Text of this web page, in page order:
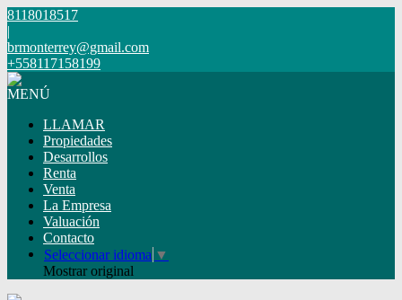
8118018517
|
brmonterrey@gmail.com
+558117158199
MENÚ
LLAMAR
Propiedades
Desarrollos
Renta
Venta
La Empresa
Valuación
Contacto
Seleccionar idioma ▼
Mostrar original